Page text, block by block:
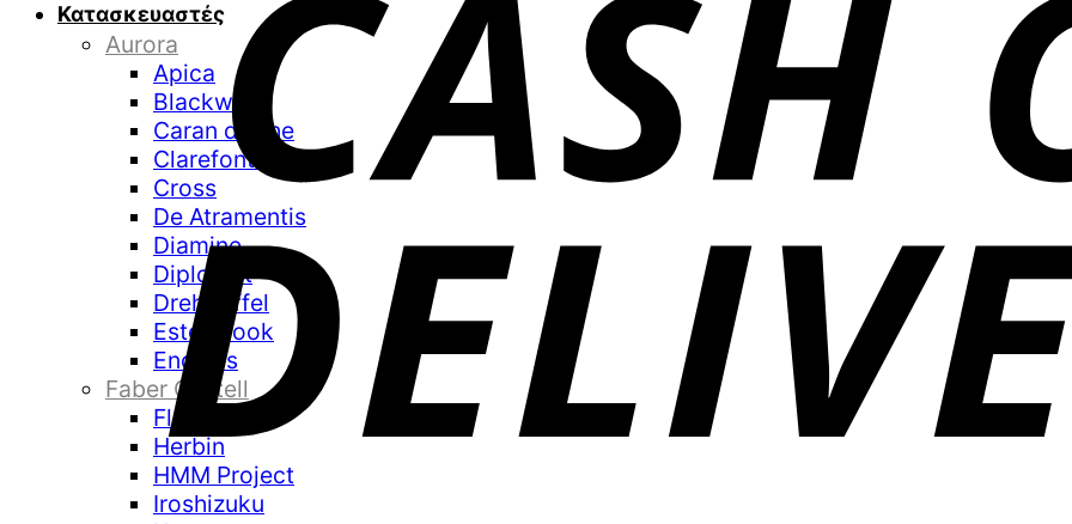
Κατασκευαστές
Aurora
Apica
Blackwing
Caran d’Ache
Clarefontaine
Cross
De Atramentis
Diamine
Diplomat
Drehgriffel
Esterbrook
Endless
Faber Castell
Flexbook
Herbin
HMM Project
Iroshizuku